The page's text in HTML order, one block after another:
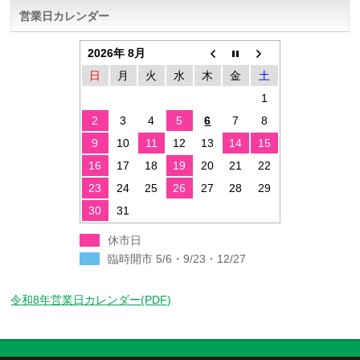
営業日カレンダー
2026年 8月
日
月 火 水 木 金
土
1
2
3 4 5 6 7
8
9
10 11 12 13 14
15
16
17 18 19 20 21
22
23
24 25 26 27 28
29
30
31
休市日
臨時開市 5/6・9/23・12/27
令和8年営業日カレンダー(PDF)